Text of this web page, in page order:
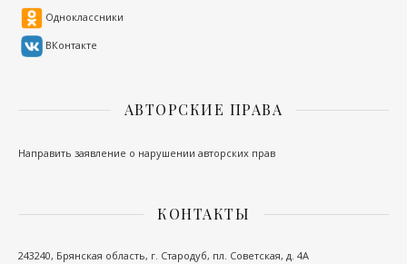
Одноклассники
ВКонтакте
АВТОРСКИЕ ПРАВА
Направить заявление о нарушении авторских прав
КОНТАКТЫ
243240, Брянская область, г. Стародуб, пл. Советская, д. 4А